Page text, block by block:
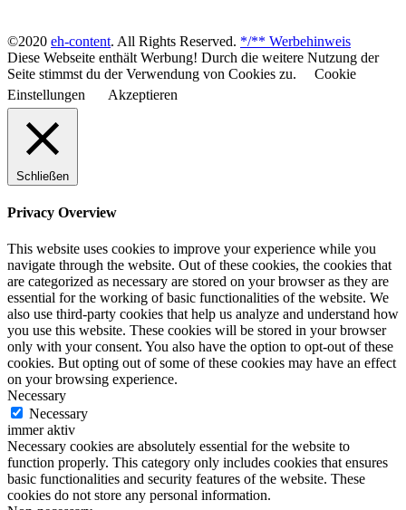
©2020 eh-content. All Rights Reserved. */** Werbehinweis
Diese Webseite enthält Werbung! Durch die weitere Nutzung der
Seite stimmst du der Verwendung von Cookies zu.
Cookie
Einstellungen
Akzeptieren
Schließen
Privacy Overview
This website uses cookies to improve your experience while you
navigate through the website. Out of these cookies, the cookies that
are categorized as necessary are stored on your browser as they are
essential for the working of basic functionalities of the website. We
also use third-party cookies that help us analyze and understand how
you use this website. These cookies will be stored in your browser
only with your consent. You also have the option to opt-out of these
cookies. But opting out of some of these cookies may have an effect
on your browsing experience.
Necessary
Necessary
immer aktiv
Necessary cookies are absolutely essential for the website to
function properly. This category only includes cookies that ensures
basic functionalities and security features of the website. These
cookies do not store any personal information.